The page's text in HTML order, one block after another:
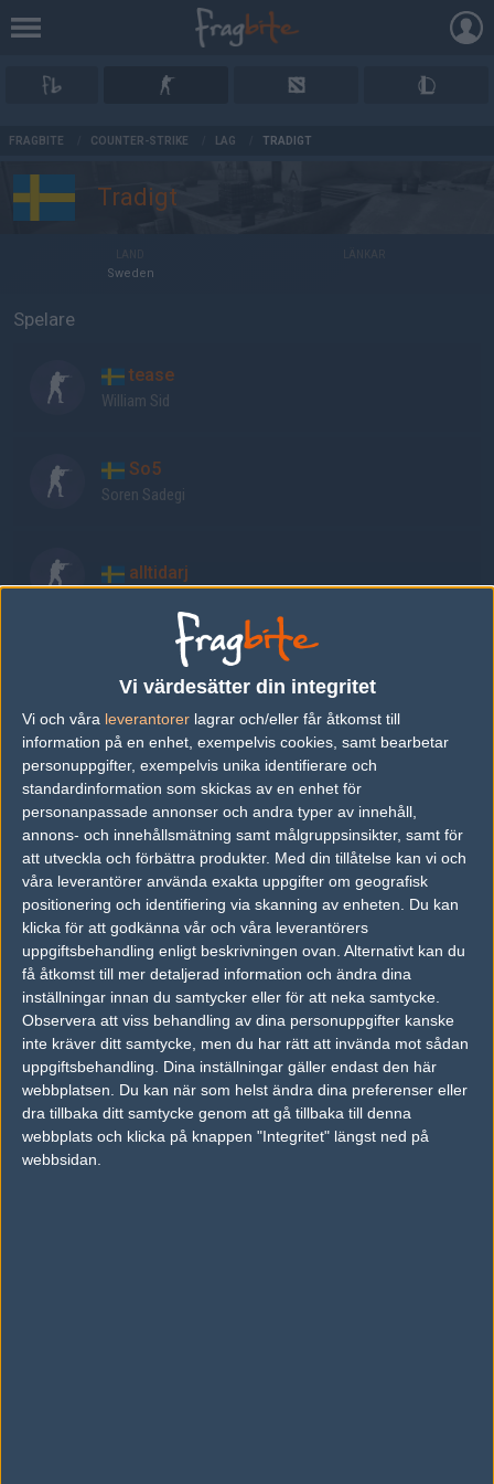
Vi värdesätter din integritet
Vi och våra leverantorer lagrar och/eller får åtkomst till
information på en enhet, exempelvis cookies, samt bearbetar
personuppgifter, exempelvis unika identifierare och
standardinformation som skickas av en enhet för
personanpassade annonser och andra typer av innehåll,
annons- och innehållsmätning samt målgruppsinsikter, samt för
att utveckla och förbättra produkter. Med din tillåtelse kan vi och
våra leverantörer använda exakta uppgifter om geografisk
positionering och identifiering via skanning av enheten. Du kan
klicka för att godkänna vår och våra leverantörers
uppgiftsbehandling enligt beskrivningen ovan. Alternativt kan du
få åtkomst till mer detaljerad information och ändra dina
inställningar innan du samtycker eller för att neka samtycke.
Observera att viss behandling av dina personuppgifter kanske
inte kräver ditt samtycke, men du har rätt att invända mot sådan
uppgiftsbehandling. Dina inställningar gäller endast den här
webbplatsen. Du kan när som helst ändra dina preferenser eller
dra tillbaka ditt samtycke genom att gå tillbaka till denna
webbplats och klicka på knappen "Integritet" längst ned på
webbsidan.
FRAGBITE COUNTER-STRIKE LAG TRADIGT
Tradigt
Sweden
Spelare
tease
William Sid
So5
Soren Sadegi
alltidarj
vs. Benekt 0-2
vs. Lyngby Vikings
vs. Lilmix
vs. Frillkammare 1-1
vs. demonlaget 0-0
Nefarious 0-0
Följ oss i social media
Följ oss på Facebook
Följ oss på Twitter
Följ oss på Instagram